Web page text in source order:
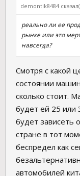
demontik8484
реально ли ее
рынке или это
навсегда?
Смотря с какой
состоянии
сколько стоит.
будет ей 25 или
будет зависеть
стране в тот
беспредел как
автомобилей